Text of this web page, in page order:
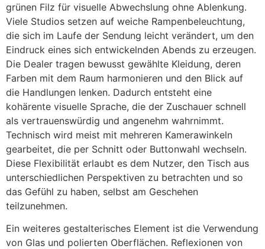
grünen Filz für visuelle Abwechslung ohne Ablenkung.
Viele Studios setzen auf weiche Rampenbeleuchtung,
die sich im Laufe der Sendung leicht verändert, um den
Eindruck eines sich entwickelnden Abends zu erzeugen.
Die Dealer tragen bewusst gewählte Kleidung, deren
Farben mit dem Raum harmonieren und den Blick auf
die Handlungen lenken. Dadurch entsteht eine
kohärente visuelle Sprache, die der Zuschauer schnell
als vertrauenswürdig und angenehm wahrnimmt.
Technisch wird meist mit mehreren Kamerawinkeln
gearbeitet, die per Schnitt oder Buttonwahl wechseln.
Diese Flexibilität erlaubt es dem Nutzer, den Tisch aus
unterschiedlichen Perspektiven zu betrachten und so
das Gefühl zu haben, selbst am Geschehen
teilzunehmen.
Ein weiteres gestalterisches Element ist die Verwendung
von Glas und polierten Oberflächen. Reflexionen von